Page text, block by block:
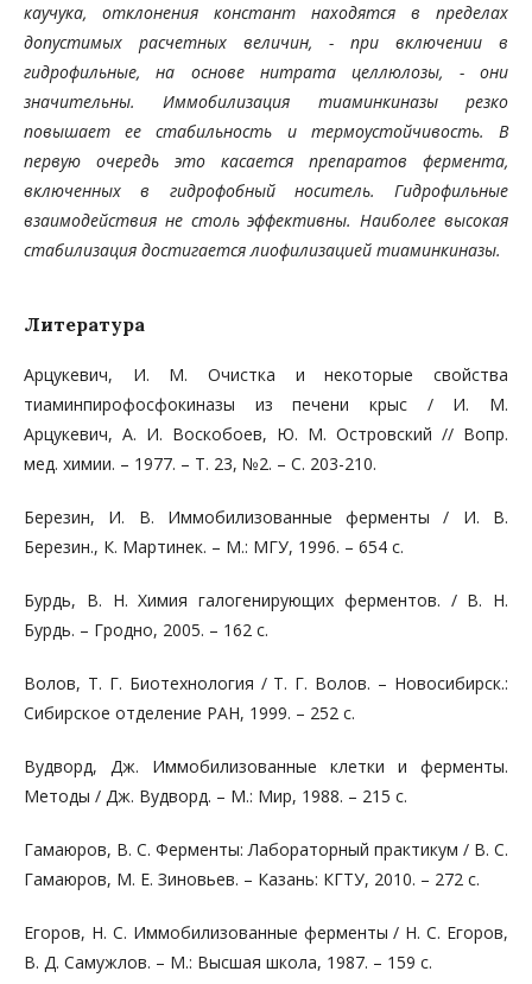
каучука, отклонения констант находятся в пределах
допустимых расчетных величин, - при включении в
гидрофильные, на основе ни­трата целлюлозы, - они
значительны. Иммобилизация тиаминкиназы резко
повышает ее стабильность и термо­устойчивость. В
первую очередь это касается препаратов фермента,
включенных в гидрофобный носитель. Ги­дрофильные
взаимодействия не столь эффективны. Наиболее высокая
стабилизация достигается лиофилизацией тиаминкиназы.
Литература
Арцукевич, И. М. Очистка и некоторые свойства
тиаминпирофосфокиназы из печени крыс / И. М.
Арцукевич, А. И. Воскобоев, Ю. М. Островский // Вопр.
мед. химии. – 1977. – Т. 23, №2. – С. 203-210.
Березин, И. В. Иммобилизованные ферменты / И. В.
Березин., К. Мартинек. – М.: МГУ, 1996. – 654 с.
Бурдь, В. Н. Химия галогенирующих ферментов. / В. Н.
Бурдь. – Гродно, 2005. – 162 с.
Волов, Т. Г. Биотехнология / Т. Г. Волов. – Новосибирск.:
Сибирское отделение РАН, 1999. – 252 с.
Вудворд, Дж. Иммобилизованные клетки и ферменты.
Методы / Дж. Вудворд. – М.: Мир, 1988. – 215 с.
Гамаюров, В. С. Ферменты: Лабораторный практикум / В. С.
Гамаюров, М. Е. Зиновьев. – Казань: КГТУ, 2010. – 272 с.
Егоров, Н. С. Иммобилизованные ферменты / Н. С. Егоров,
В. Д. Самужлов. – М.: Высшая школа, 1987. – 159 с.